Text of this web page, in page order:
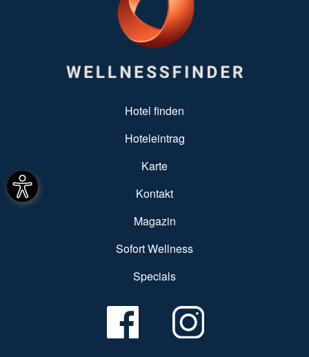
Hotel finden
Hoteleintrag
Karte
Kontakt
Magazin
Sofort Wellness
Specials